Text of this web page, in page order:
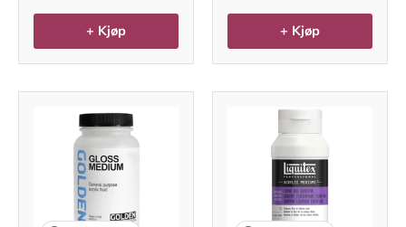
+ Kjøp + Kjøp